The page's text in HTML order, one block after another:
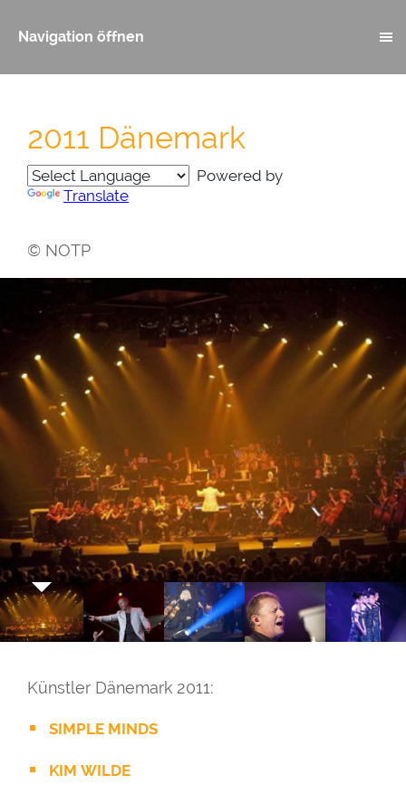
Navigation öffnen
2011 Dänemark
Powered by
Translate
© NOTP
Künstler Dänemark 2011:
SIMPLE MINDS
KIM WILDE